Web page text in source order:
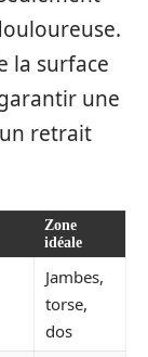
la surface
une
retrait
Zone
idéale
Jambes,
torse,
dos